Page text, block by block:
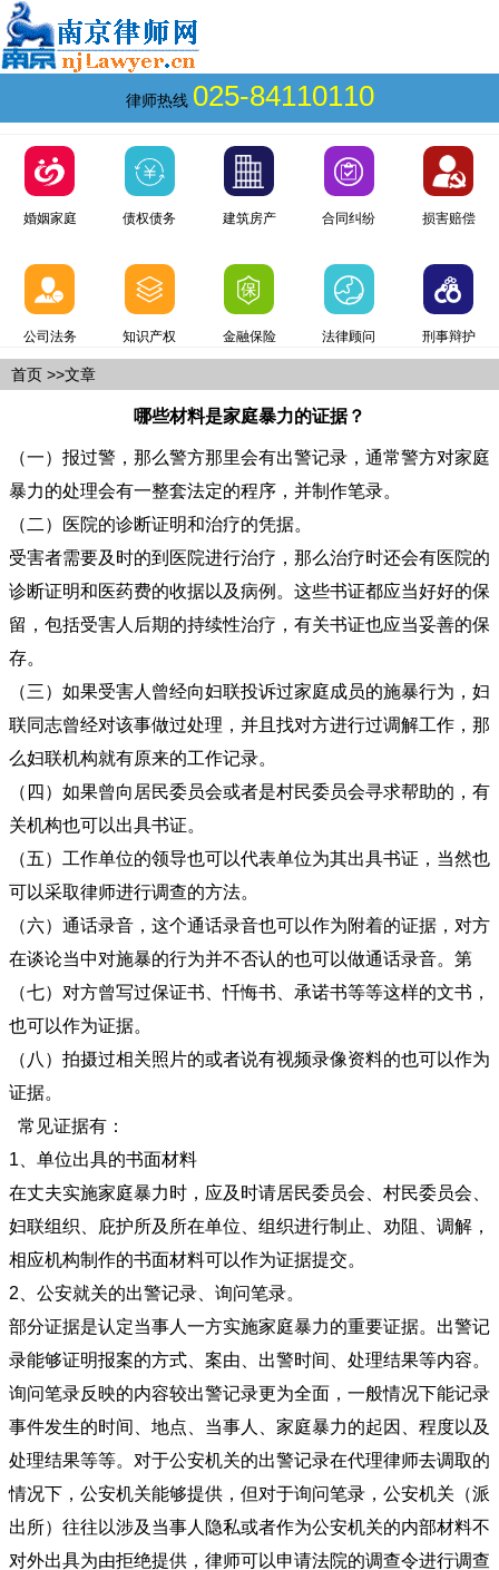
律师热线 025-84110110
婚姻家庭 债权债务 建筑房产 合同纠纷 损害赔偿
公司法务 知识产权 金融保险 法律顾问 刑事辩护
首页 >>文章
哪些材料是家庭暴力的证据？
（一）报过警，那么警方那里会有出警记录，通常警方对家庭
暴力的处理会有一整套法定的程序，并制作笔录。
（二）医院的诊断证明和治疗的凭据。
受害者需要及时的到医院进行治疗，那么治疗时还会有医院的
诊断证明和医药费的收据以及病例。这些书证都应当好好的保
留，包括受害人后期的持续性治疗，有关书证也应当妥善的保
存。
（三）如果受害人曾经向妇联投诉过家庭成员的施暴行为，妇
联同志曾经对该事做过处理，并且找对方进行过调解工作，那
么妇联机构就有原来的工作记录。
（四）如果曾向居民委员会或者是村民委员会寻求帮助的，有
关机构也可以出具书证。
（五）工作单位的领导也可以代表单位为其出具书证，当然也
可以采取律师进行调查的方法。
（六）通话录音，这个通话录音也可以作为附着的证据，对方
在谈论当中对施暴的行为并不否认的也可以做通话录音。第
（七）对方曾写过保证书、忏悔书、承诺书等等这样的文书，
也可以作为证据。
（八）拍摄过相关照片的或者说有视频录像资料的也可以作为
证据。
常见证据有：
1、单位出具的书面材料
在丈夫实施家庭暴力时，应及时请居民委员会、村民委员会、
妇联组织、庇护所及所在单位、组织进行制止、劝阻、调解，
相应机构制作的书面材料可以作为证据提交。
2、公安就关的出警记录、询问笔录。
部分证据是认定当事人一方实施家庭暴力的重要证据。出警记
录能够证明报案的方式、案由、出警时间、处理结果等内容。
询问笔录反映的内容较出警记录更为全面，一般情况下能记录
事件发生的时间、地点、当事人、家庭暴力的起因、程度以及
处理结果等等。对于公安机关的出警记录在代理律师去调取的
情况下，公安机关能够提供，但对于询问笔录，公安机关（派
出所）往往以涉及当事人隐私或者作为公安机关的内部材料不
对外出具为由拒绝提供，律师可以申请法院的调查令进行调查